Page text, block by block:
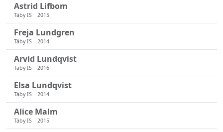
Astrid Lifbom
Täby IS 2015
Freja Lundgren
Täby IS 2014
Arvid Lundqvist
Täby IS 2016
Elsa Lundqvist
Täby IS 2014
Alice Malm
Täby IS 2015